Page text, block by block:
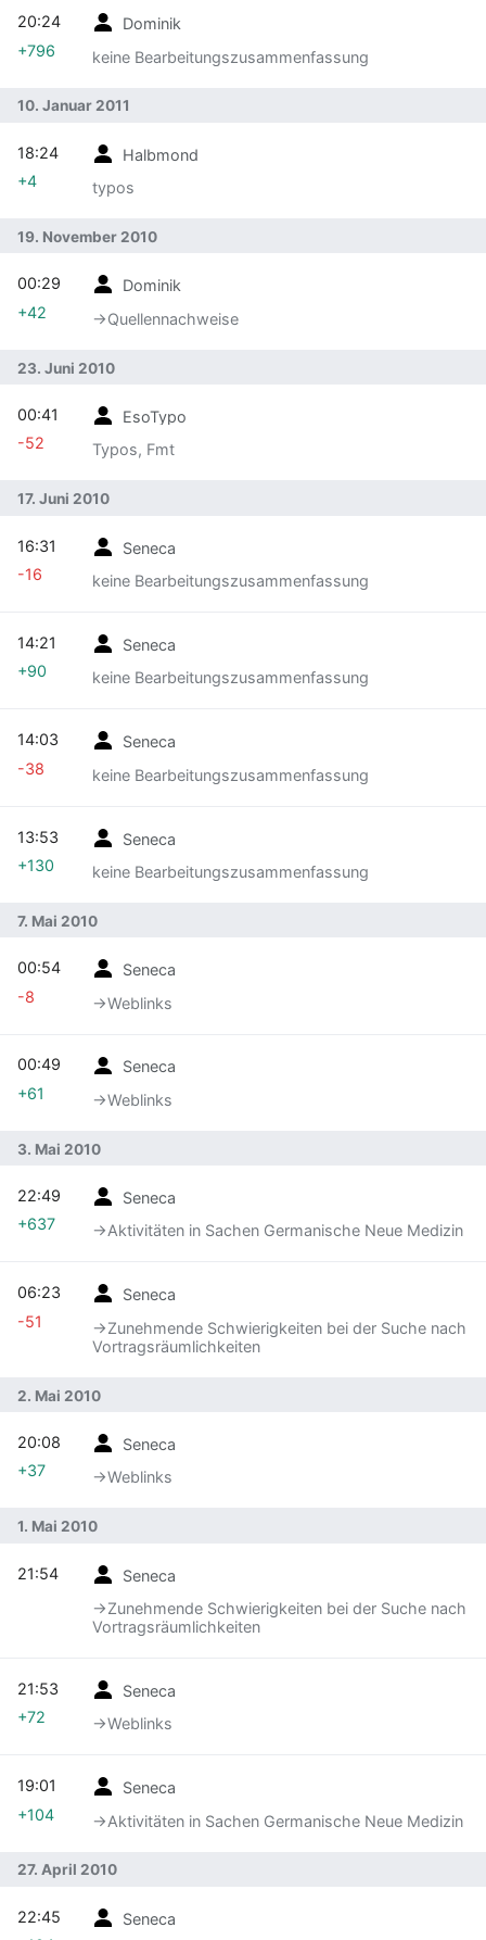
Dominik
keine Bearbeitungszusammenfassung
20:24
+796
10. Januar 2011
Halbmond
typos
18:24
+4
19. November 2010
Dominik
→‎Quellennachweise
00:29
+42
23. Juni 2010
EsoTypo
Typos, Fmt
00:41
-52
17. Juni 2010
Seneca
keine Bearbeitungszusammenfassung
16:31
-16
Seneca
keine Bearbeitungszusammenfassung
14:21
+90
Seneca
keine Bearbeitungszusammenfassung
14:03
-38
Seneca
keine Bearbeitungszusammenfassung
13:53
+130
7. Mai 2010
Seneca
→‎Weblinks
00:54
-8
Seneca
→‎Weblinks
00:49
+61
3. Mai 2010
Seneca
→‎Aktivitäten in Sachen Germanische Neue Medizin
22:49
+637
Seneca
→‎Zunehmende Schwierigkeiten bei der Suche nach
Vortragsräumlichkeiten
06:23
-51
2. Mai 2010
Seneca
→‎Weblinks
20:08
+37
1. Mai 2010
Seneca
→‎Zunehmende Schwierigkeiten bei der Suche nach
Vortragsräumlichkeiten
21:54
Seneca
→‎Weblinks
21:53
+72
Seneca
→‎Aktivitäten in Sachen Germanische Neue Medizin
19:01
+104
27. April 2010
Seneca
22:45